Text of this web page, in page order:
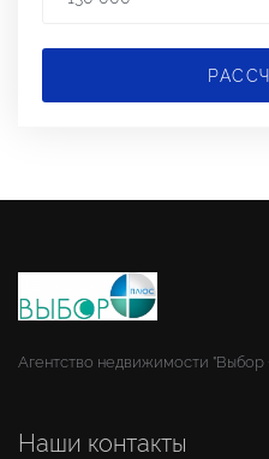
Агентство недвижимости "Выбор
Наши контакты